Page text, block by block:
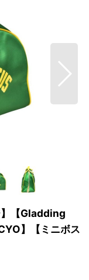
【Gladding
】【ミニボス